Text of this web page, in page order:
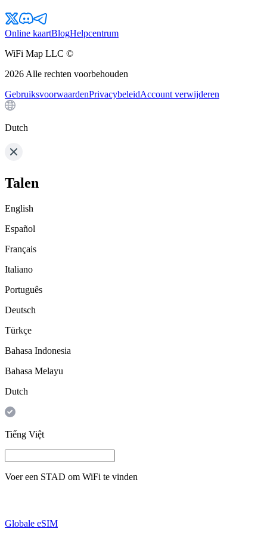
Online kaartBlogHelpcentrum
WiFi Map LLC ©
2026 Alle rechten voorbehouden
GebruiksvoorwaardenPrivacybeleidAccount verwijderen
Dutch
Talen
English
Español
Français
Italiano
Português
Deutsch
Türkçe
Bahasa Indonesia
Bahasa Melayu
Dutch
Tiếng Việt
Voer een STAD om WiFi te vinden
Globale eSIM